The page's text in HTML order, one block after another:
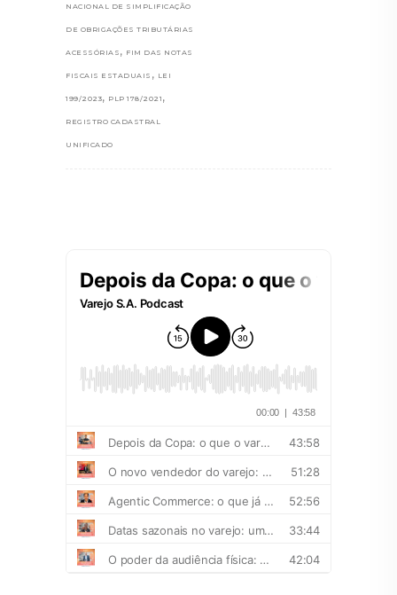
NACIONAL DE SIMPLIFICAÇÃO
DE OBRIGAÇÕES TRIBUTÁRIAS
ACESSÓRIAS , FIM DAS NOTAS
FISCAIS ESTADUAIS , LEI
199/2023, PLP 178/2021 ,
REGISTRO CADASTRAL
UNIFICADO